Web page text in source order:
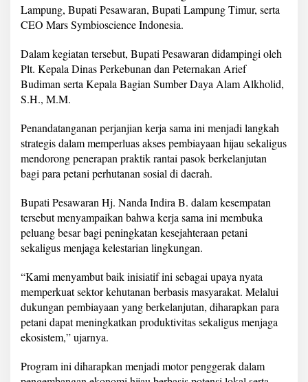
a
a
e
r
g
r
K
e
h
u
a
n
a
n
d
n
g
a
n
B
L
H
Lampung, Bupati Pesawaran, Bupati Lampung Timur, serta
CEO Mars Symbioscience Indonesia.
Dalam kegiatan tersebut, Bupati Pesawaran didampingi oleh
Plt. Kepala Dinas Perkebunan dan Peternakan Arief
Budiman serta Kepala Bagian Sumber Daya Alam Alkholid,
S.H., M.M.
Penandatanganan perjanjian kerja sama ini menjadi langkah
strategis dalam memperluas akses pembiayaan hijau sekaligus
mendorong penerapan praktik rantai pasok berkelanjutan
bagi para petani perhutanan sosial di daerah.
Bupati Pesawaran Hj. Nanda Indira B. dalam kesempatan
tersebut menyampaikan bahwa kerja sama ini membuka
peluang besar bagi peningkatan kesejahteraan petani
sekaligus menjaga kelestarian lingkungan.
“Kami menyambut baik inisiatif ini sebagai upaya nyata
memperkuat sektor kehutanan berbasis masyarakat. Melalui
dukungan pembiayaan yang berkelanjutan, diharapkan para
petani dapat meningkatkan produktivitas sekaligus menjaga
ekosistem,” ujarnya.
Program ini diharapkan menjadi motor penggerak dalam